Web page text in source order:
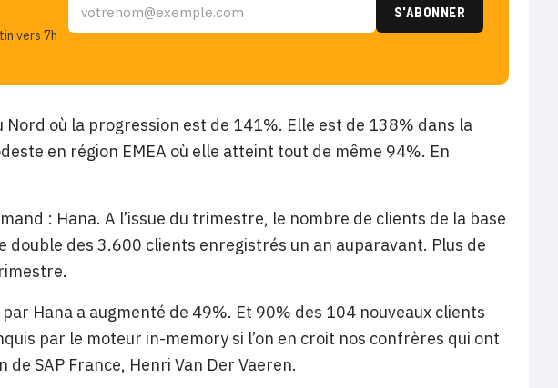
vers 7h
où la progression est de 141%. Elle est de 138% dans la
en région EMEA où elle atteint tout de même 94%. En
: Hana. A l’issue du trimestre, le nombre de clients de la base
double des 3.600 clients enregistrés un an auparavant. Plus de
Hana a augmenté de 49%. Et 90% des 104 nouveaux clients
par le moteur in-memory si l’on en croit nos confrères qui ont
SAP France, Henri Van Der Vaeren.